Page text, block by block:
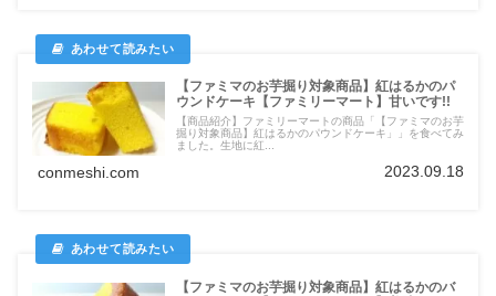
【ファミマのお芋掘り対象商品】紅はるかのパ
ウンドケーキ【ファミリーマート】甘いです!!
【商品紹介】ファミリーマートの商品「【ファミマのお芋
掘り対象商品】紅はるかのパウンドケーキ」」を食べてみ
ました。生地に紅...
conmeshi.com 2023.09.18
【ファミマのお芋掘り対象商品】紅はるかのバ